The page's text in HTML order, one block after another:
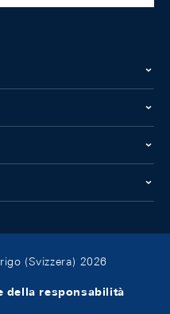
(Svizzera) 2026
della responsabilità